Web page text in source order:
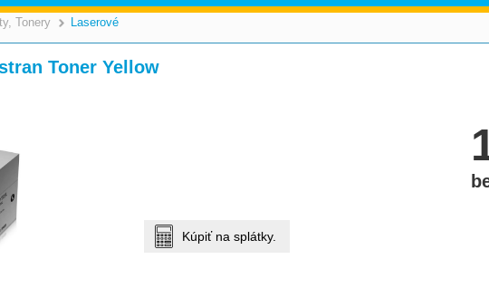
Tonery >
Laserové
Toner Yellow
Kúpiť na splátky.